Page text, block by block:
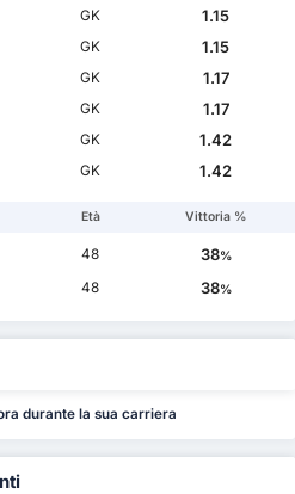
GK
1.15
GK
1.15
GK
1.17
GK
1.17
GK
1.42
GK 1.42
Età Vittoria %
48 38%
48 38%
durante la sua carriera